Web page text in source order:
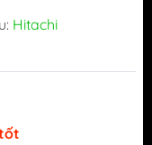
Hitachi